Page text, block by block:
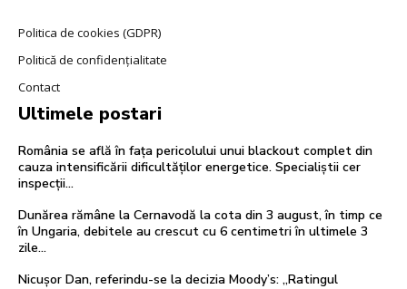
Politica de cookies (GDPR)
Politică de confidențialitate
Contact
Ultimele postari
România se află în fața pericolului unui blackout complet din
cauza intensificării dificultăților energetice. Specialiștii cer
inspecții…
Dunărea rămâne la Cernavodă la cota din 3 august, în timp ce
în Ungaria, debitele au crescut cu 6 centimetri în ultimele 3
zile...
Nicușor Dan, referindu-se la decizia Moody’s: „Ratingul